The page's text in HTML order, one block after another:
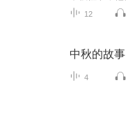
12
中秋的故事
4